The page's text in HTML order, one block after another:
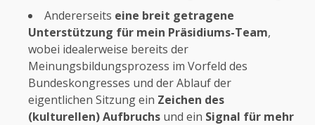
Andererseits eine breit getragene
Unterstützung für mein Präsidiums-Team,
wobei idealerweise bereits der
Meinungsbildungsprozess im Vorfeld des
Bundeskongresses und der Ablauf der
eigentlichen Sitzung ein Zeichen des
(kulturellen) Aufbruchs und ein Signal für mehr